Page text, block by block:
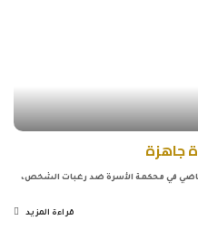
جاهزة
في محكمة الأسرة ضد رغبات الشخص،
قراءة المزيد